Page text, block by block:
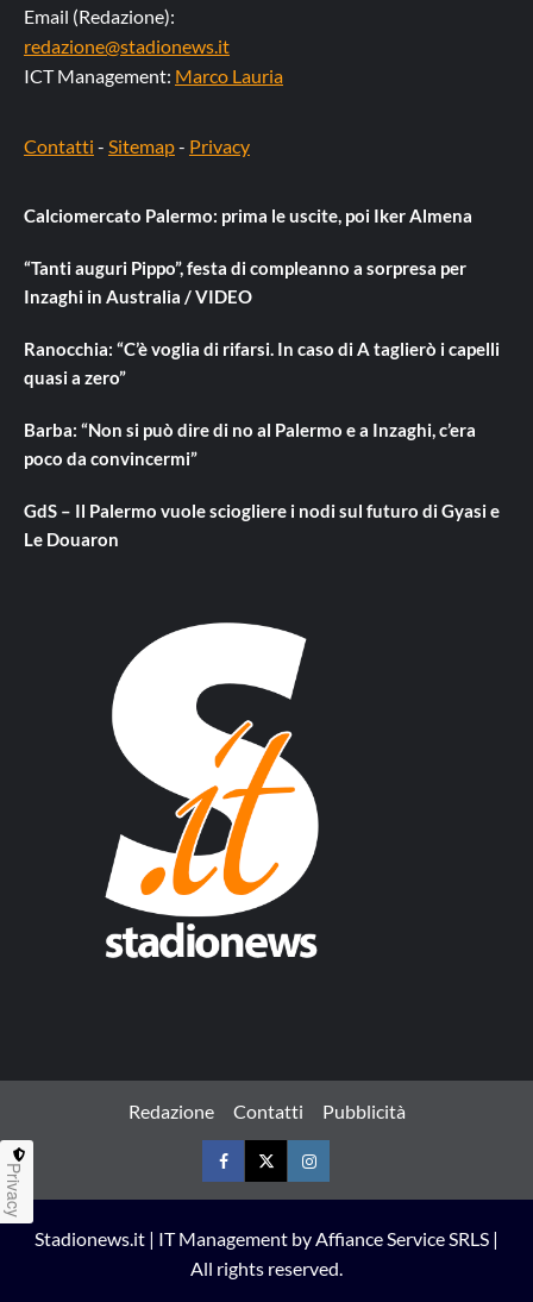
Email (Redazione):
redazione@stadionews.it
ICT Management: Marco Lauria
Contatti - Sitemap- Privacy
Calciomercato Palermo: prima le uscite, poi Iker Almena
“Tanti auguri Pippo”, festa di compleanno a sorpresa per
Inzaghi in Australia / VIDEO
Ranocchia: “C’è voglia di rifarsi. In caso di A taglierò i capelli
quasi a zero”
Barba: “Non si può dire di no al Palermo e a Inzaghi, c’era
poco da convincermi”
GdS – Il Palermo vuole sciogliere i nodi sul futuro di Gyasi e
Le Douaron
Redazione Contatti Pubblicità
FacebookTwitterInstagram
Stadionews.it | IT Management by Affiance Service SRLS |
All rights reserved.
Privacy